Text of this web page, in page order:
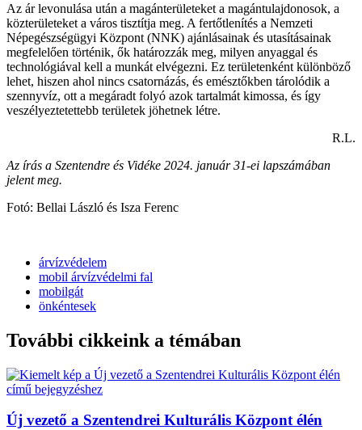
Az ár levonulása után a magánterületeket a magántulajdonosok, a
közterületeket a város tisztítja meg. A fertőtlenítés a Nemzeti
Népegészségügyi Központ (NNK) ajánlásainak és utasításainak
megfelelően történik, ők határozzák meg, milyen anyaggal és
technológiával kell a munkát elvégezni. Ez területenként különböző
lehet, hiszen ahol nincs csatornázás, és emésztőkben tárolódik a
szennyvíz, ott a megáradt folyó azok tartalmát kimossa, és így
veszélyeztetettebb területek jöhetnek létre.
R.L.
Az írás a Szentendre és Vidéke 2024. január 31-ei lapszámában
jelent meg.
Fotó: Bellai László és Isza Ferenc
árvízvédelem
mobil árvízvédelmi fal
mobilgát
önkéntesek
További cikkeink a témában
Új vezető a Szentendrei Kulturális Központ élén